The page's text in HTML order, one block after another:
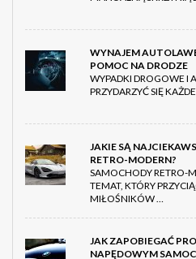
WYNAJEM
POMOC NA DRODZE
WYPADKI DROGOWE I
PRZYDARZYĆ SIĘ
JAKIE SĄ
RETRO-MODERN?
SAMOCHODY RETRO-
TEMAT, KTÓRY
MIŁOŚNIKÓW …
JAK ZAPOBIEGAĆ
NAPĘDOWYM